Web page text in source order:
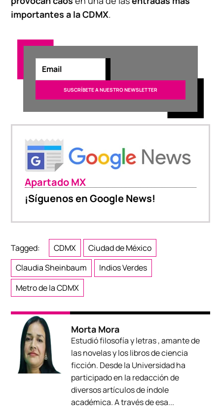
importantes a la CDMX.
Apartado MX
¡Síguenos en Google News!
Tagged: CDMX
Ciudad de México
Claudia Sheinbaum
Indios Verdes
Metro de la CDMX
Morta Mora
Estudió filosofía y letras , amante de
las novelas y los libros de ciencia
ficción. Desde la Universidad ha
participado en la redacción de
diversos artículos de índole
académica. A través de esa...